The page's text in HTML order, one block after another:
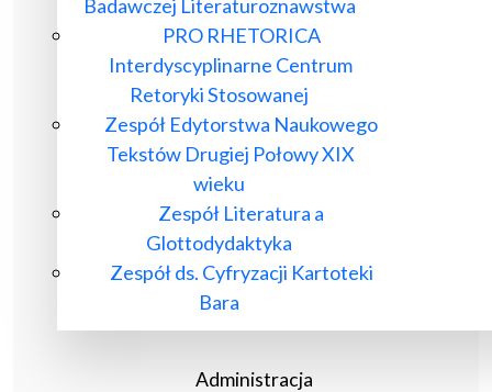
Badawczej Literaturoznawstwa
PRO RHETORICA
Interdyscyplinarne Centrum
Retoryki Stosowanej
Zespół Edytorstwa Naukowego
Tekstów Drugiej Połowy XIX
wieku
Zespół Literatura a
Glottodydaktyka
Zespół ds. Cyfryzacji Kartoteki
Bara
Administracja